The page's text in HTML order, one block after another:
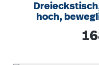
hoch,